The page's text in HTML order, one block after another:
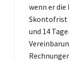
wenn er
Skontofrist
und 14